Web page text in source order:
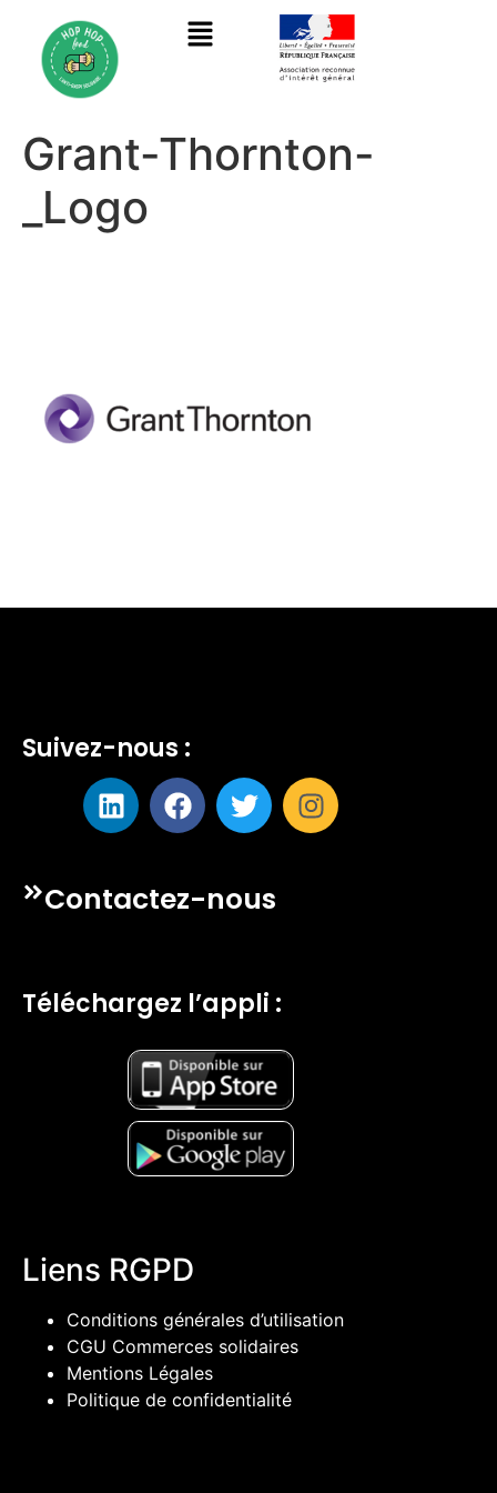
Grant-Thornton-
_Logo
Suivez-nous :
Contactez-nous
Téléchargez l’appli :
Liens RGPD
Conditions générales d’utilisation
CGU Commerces solidaires
Mentions Légales
Politique de confidentialité